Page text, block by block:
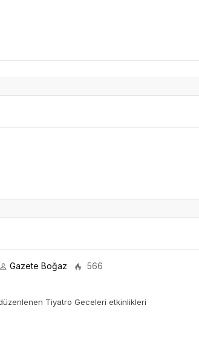
Gazete Boğaz 566
Tiyatro Geceleri etkinlikleri